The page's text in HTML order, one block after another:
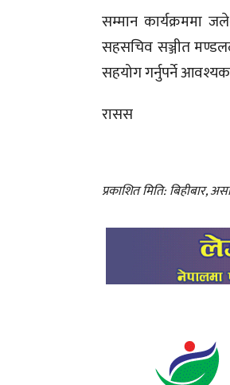
सम्मान कार्यक्रममा
सहसचिव सञ्जीत
सहयोग गर्नुपर्ने
रासस
प्रकाशित मिति: बिहीबार,